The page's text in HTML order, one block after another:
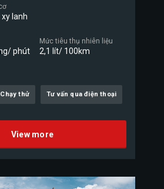
xy lanh
phút
Mức tiêu thụ nhiên liệu
2,1 lít/ 100km
Chạy thử Tư vấn qua điện thoại
View more